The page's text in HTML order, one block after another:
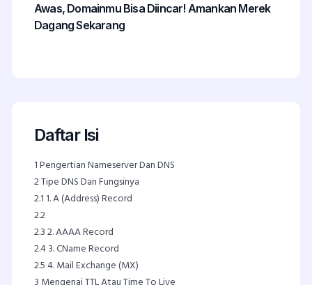
Awas, Domainmu Bisa Diincar! Amankan Merek
Dagang Sekarang
Daftar Isi
1Pengertian Nameserver Dan DNS
2Tipe DNS Dan Fungsinya
2.11. A (Address) Record
2.2
2.32. AAAA Record
2.43. CName Record
2.54. Mail Exchange (MX)